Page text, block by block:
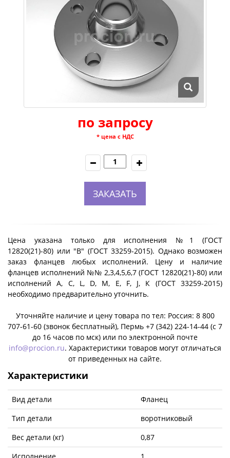
по запросу
* цена с НДС
ЗАКАЗАТЬ
Цена указана только для исполнения №1 (ГОСТ
12820(21)-80) или "B" (ГОСТ 33259-2015). Однако возможен
заказ фланцев любых исполнений. Цену и наличие
фланцев исполнений №№ 2,3,4,5,6,7 (ГОСТ 12820(21)-80) или
исполнений A, C, L, D, M, E, F, J, К (ГОСТ 33259-2015)
необходимо предварительно уточнить.
Уточняйте наличие и цену товара по тел: Россия: 8 800
707-61-60 (звонок бесплатный), Пермь +7 (342) 224-14-44 (c 7
до 16 часов по мск) или по электронной почте
info@procion.ru. Характеристики товаров могут отличаться
от приведенных на сайте.
Характеристики
Вид детали
Фланец
Тип детали
воротниковый
Вес детали (кг)
0,87